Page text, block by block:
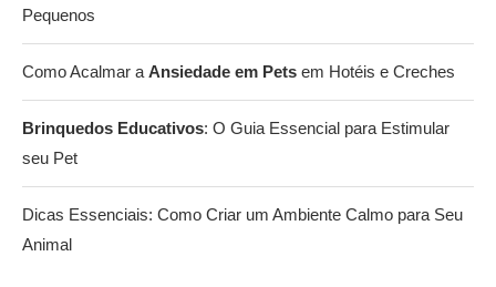
Pequenos
Como Acalmar a Ansiedade em Pets em Hotéis e Creches
Brinquedos Educativos: O Guia Essencial para Estimular
seu Pet
Dicas Essenciais: Como Criar um Ambiente Calmo para Seu
Animal